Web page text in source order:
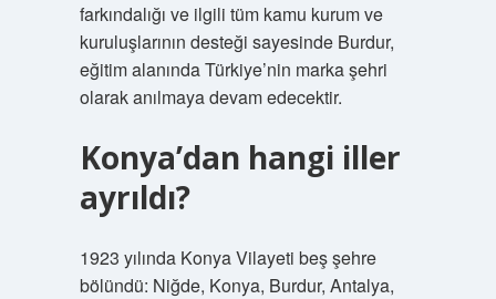
farkındalığı ve ilgili tüm kamu kurum ve
kuruluşlarının desteği sayesinde Burdur,
eğitim alanında Türkiye’nin marka şehri
olarak anılmaya devam edecektir.
Konya’dan hangi iller
ayrıldı?
1923 yılında Konya Vilayeti beş şehre
bölündü: Niğde, Konya, Burdur, Antalya,